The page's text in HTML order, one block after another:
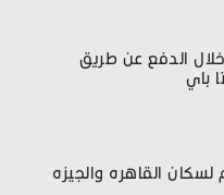
الدفع عن طريق
باي
لسكان القاهره والجيزه